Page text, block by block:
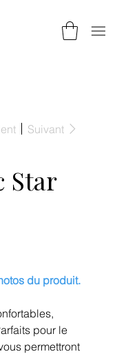
Suivant
Star
du produit.
pour le
permettront